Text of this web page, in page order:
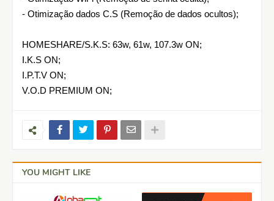
- Otimização dados C.S (Remoção de dados ocultos);
HOMESHARE/S.K.S: 63w, 61w, 107.3w ON;
I.K.S ON;
I.P.T.V ON;
V.O.D PREMIUM ON;
YOU MIGHT LIKE